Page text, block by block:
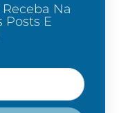
Na
Posts E